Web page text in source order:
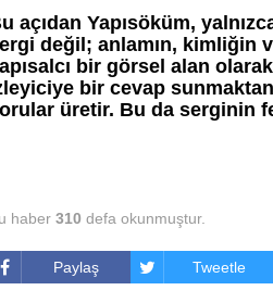
açıdan Yapısöküm,
değil; anlamın, kimliğin
bir görsel alan
bir cevap
üretir. Bu da serginin
haber 310 defa okunmuştur.
Paylaş Tweetle